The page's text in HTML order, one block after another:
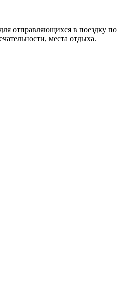
отправляющихся в поездку по
места отдыха.